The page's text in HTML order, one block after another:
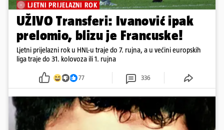
LJETNI PRIJELAZNI ROK
UŽIVO Transferi: Ivanović ipak
prelomio, blizu je Francuske!
Ljetni prijelazni rok u HNL-u traje do 7. rujna, a u većini europskih
liga traje do 31. kolovoza ili 1. rujna
77 336